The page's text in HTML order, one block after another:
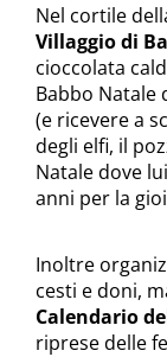
Nel cortile
Villaggio di
cioccolata
Babbo Natale
(e ricevere a
degli elfi, il
Natale dove
anni per la
Inoltre
cesti e doni,
Calendario
riprese delle